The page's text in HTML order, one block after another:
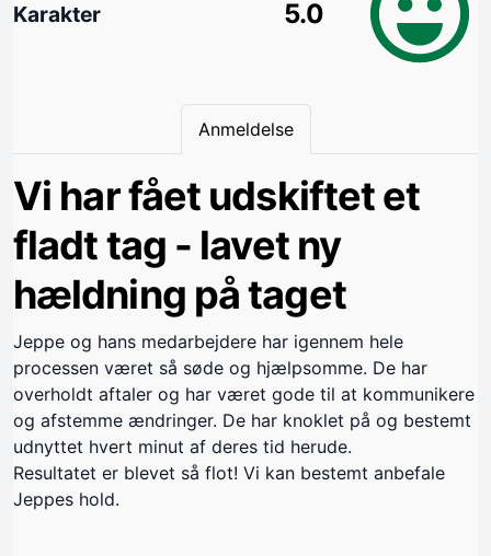
Karakter 5.0
Anmeldelse
Vi har fået udskiftet et
fladt tag - lavet ny
hældning på taget
Jeppe og hans medarbejdere har igennem hele
processen været så søde og hjælpsomme. De har
overholdt aftaler og har været gode til at kommunikere
og afstemme ændringer. De har knoklet på og bestemt
udnyttet hvert minut af deres tid herude.
Resultatet er blevet så flot! Vi kan bestemt anbefale
Jeppes hold.